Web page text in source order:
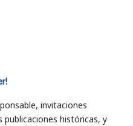
invitaciones
publicaciones históricas, y